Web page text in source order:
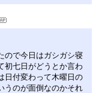
ので今日はガシガシ寝
初七日がどうとか言わ
日付変わって木曜日の
うのが面倒なのかそれ